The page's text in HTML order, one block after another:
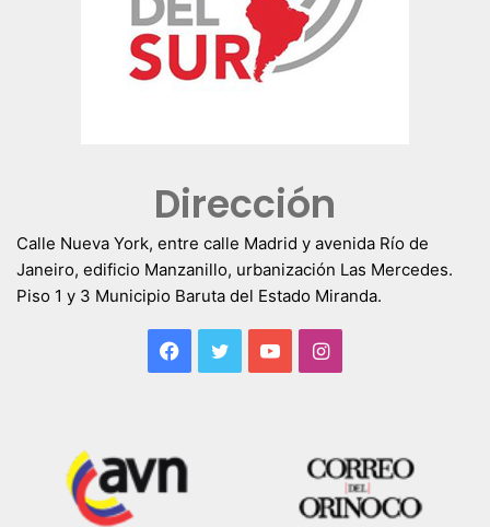
Dirección
Calle Nueva York, entre calle Madrid y avenida Río de
Janeiro, edificio Manzanillo, urbanización Las Mercedes.
Piso 1 y 3 Municipio Baruta del Estado Miranda.
Facebook
TwitterYouTubeInstagram